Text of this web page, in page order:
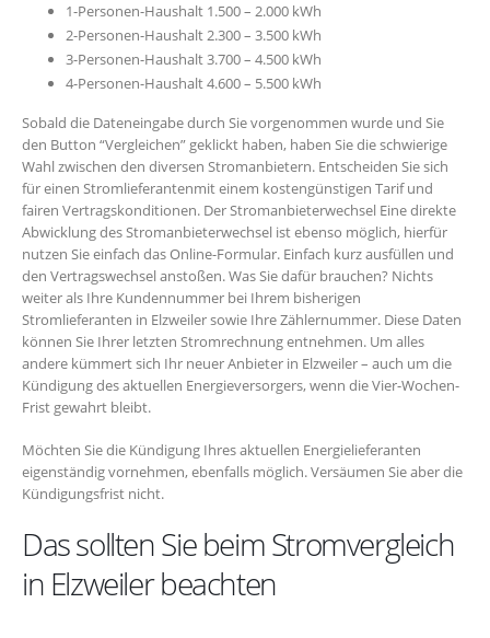
1-Personen-Haushalt 1.500 – 2.000 kWh
2-Personen-Haushalt 2.300 – 3.500 kWh
3-Personen-Haushalt 3.700 – 4.500 kWh
4-Personen-Haushalt 4.600 – 5.500 kWh
Sobald die Dateneingabe durch Sie vorgenommen wurde und Sie
den Button “Vergleichen” geklickt haben, haben Sie die schwierige
Wahl zwischen den diversen Stromanbietern. Entscheiden Sie sich
für einen Stromlieferantenmit einem kostengünstigen Tarif und
fairen Vertragskonditionen. Der Stromanbieterwechsel Eine direkte
Abwicklung des Stromanbieterwechsel ist ebenso möglich, hierfür
nutzen Sie einfach das Online-Formular. Einfach kurz ausfüllen und
den Vertragswechsel anstoßen. Was Sie dafür brauchen? Nichts
weiter als Ihre Kundennummer bei Ihrem bisherigen
Stromlieferanten in Elzweiler sowie Ihre Zählernummer. Diese Daten
können Sie Ihrer letzten Stromrechnung entnehmen. Um alles
andere kümmert sich Ihr neuer Anbieter in Elzweiler – auch um die
Kündigung des aktuellen Energieversorgers, wenn die Vier-Wochen-
Frist gewahrt bleibt.
Möchten Sie die Kündigung Ihres aktuellen Energielieferanten
eigenständig vornehmen, ebenfalls möglich. Versäumen Sie aber die
Kündigungsfrist nicht.
Das sollten Sie beim Stromvergleich
in Elzweiler beachten